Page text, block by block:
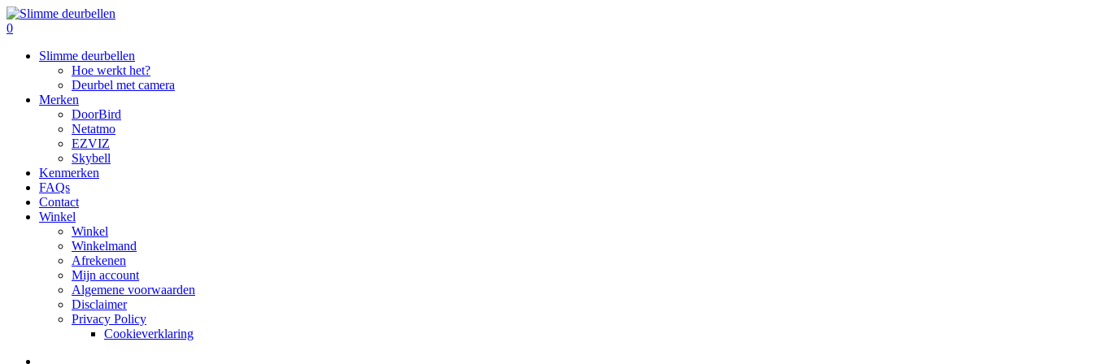
Skip
to
content
search
0
Slimme deurbellen
Hoe werkt het?
Deurbel met camera
Merken
DoorBird
Netatmo
EZVIZ
Skybell
Kenmerken
FAQs
Contact
Winkel
Winkel
Winkelmand
Afrekenen
Mijn account
Algemene voorwaarden
Disclaimer
Privacy Policy
Cookieverklaring